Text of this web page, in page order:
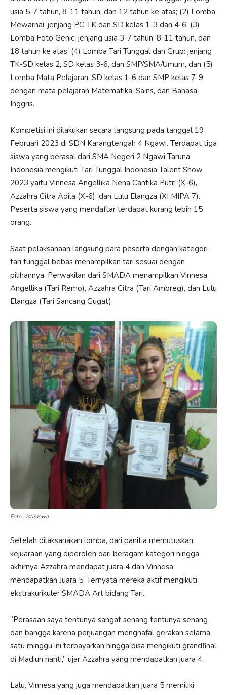
usia 5-7 tahun, 8-11 tahun, dan 12 tahun ke atas; (2) Lomba
Mewarnai: jenjang PC-TK dan SD kelas 1-3 dan 4-6; (3)
Lomba Foto Genic: jenjang usia 3-7 tahun, 8-11 tahun, dan
18 tahun ke atas; (4) Lomba Tari Tunggal dan Grup: jenjang
TK-SD kelas 2, SD kelas 3-6, dan SMP/SMA/Umum, dan (5)
Lomba Mata Pelajaran: SD kelas 1-6 dan SMP kelas 7-9
dengan mata pelajaran Matematika, Sains, dan Bahasa
Inggris.
Kompetisi ini dilakukan secara langsung pada tanggal 19
Februari 2023 di SDN Karangtengah 4 Ngawi. Terdapat tiga
siswa yang berasal dari SMA Negeri 2 Ngawi Taruna
Indonesia mengikuti Tari Tunggal Indonesia Talent Show
2023 yaitu Vinnesa Angellika Nena Cantika Putri (X-6),
Azzahra Citra Adila (X-6), dan Lulu Elangza (XI MIPA 7).
Peserta siswa yang mendaftar terdapat kurang lebih 15
orang.
Saat pelaksanaan langsung para peserta dengan kategori
tari tunggal bebas menampilkan tari sesuai dengan
pilihannya. Perwakilan dari SMADA menampilkan Vinnesa
Angellika (Tari Remo), Azzahra Citra (Tari Ambreg), dan Lulu
Elangza (Tari Sancang Gugat).
Foto : Istimewa
Setelah dilaksanakan lomba, dari panitia memutuskan
kejuaraan yang diperoleh dari beragam kategori hingga
akhirnya Azzahra mendapat juara 4 dan Vinnesa
mendapatkan Juara 5. Ternyata mereka aktif mengikuti
ekstrakurikuler SMADA Art bidang Tari.
“Perasaan saya tentunya sangat senang tentunya senang
dan bangga karena perjuangan menghafal gerakan selama
satu minggu ini terbayarkan hingga bisa mengikuti grandfinal
di Madiun nanti,” ujar Azzahra yang mendapatkan juara 4.
Lalu, Vinnesa yang juga mendapatkan juara 5 memiliki